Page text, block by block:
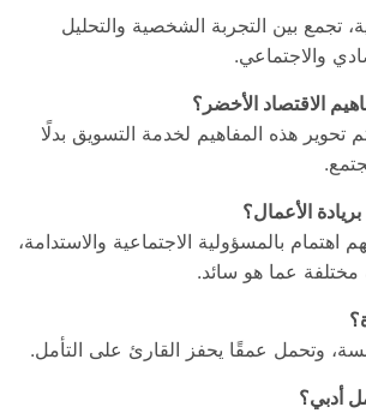
تجمع بين التجربة الشخصية والتحليل
والاجتماعي.
الاقتصاد الأخضر؟
هذه المفاهيم لخدمة التسويق بدلًا
الأعمال؟
بالمسؤولية الاجتماعية والاستدامة،
مختلفة عما هو سائد.
وتحمل عمقًا يحفز القارئ على التأمل.
أدبي؟